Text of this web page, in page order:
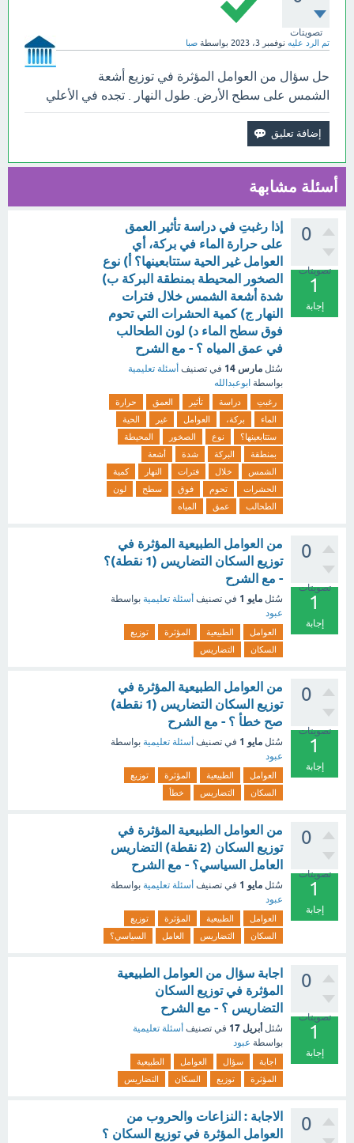
تصويتات
تم الرد عليه نوفمبر 3، 2023 بواسطة صبا
حل سؤال من العوامل المؤثرة في توزيع أشعة
الشمس على سطح الأرض. طول النهار . تجده في الأعلي
أسئلة مشابهة
0
تصويتات
1
إجابة
إذا رغبتِ في دراسة تأثير العمق
على حرارة الماء في بركة، أي
العوامل غير الحية ستتابعينها؟ أ) نوع
الصخور المحيطة بمنطقة البركة ب)
شدة أشعة الشمس خلال فترات
النهار ج) كمية الحشرات التي تحوم
فوق سطح الماء د) لون الطحالب
في عمق المياه ؟ - مع الشرح
سُئل مارس 14 في تصنيف أسئلة تعليمية
بواسطة ابوعبدالله
رغبتِ دراسة تأثير العمق
حرارة
الماء
بركة، العوامل غير
الحية
ستتابعينها؟
نوع الصخور
المحيطة
بمنطقة
البركة شدة
أشعة
الشمس
خلال فترات النهار
كمية
الحشرات
تحوم فوق سطح
لون
الطحالب
عمق المياه
0
تصويتات
1
إجابة
من العوامل الطبيعية المؤثرة في
توزيع السكان التضاريس (1 نقطة)؟
- مع الشرح
سُئل مايو 1 في تصنيف أسئلة تعليمية بواسطة
عبود
العوامل الطبيعية المؤثرة
توزيع
السكان
التضاريس
0
تصويتات
1
إجابة
من العوامل الطبيعية المؤثرة في
توزيع السكان التضاريس (1 نقطة)
صح خطأ ؟ - مع الشرح
سُئل مايو 1 في تصنيف أسئلة تعليمية بواسطة
عبود
العوامل الطبيعية المؤثرة
توزيع
السكان
التضاريس خطأ
0
تصويتات
1
إجابة
من العوامل الطبيعية المؤثرة في
توزيع السكان (2 نقطة) التضاريس
العامل السياسي؟ - مع الشرح
سُئل مايو 1 في تصنيف أسئلة تعليمية بواسطة
عبود
العوامل الطبيعية المؤثرة
توزيع
السكان
التضاريس العامل السياسي؟
0
تصويتات
1
إجابة
اجابة سؤال من العوامل الطبيعية
المؤثرة في توزيع السكان
التضاريس ؟ - مع الشرح
سُئل أبريل 17 في تصنيف أسئلة تعليمية
بواسطة عبود
اجابة سؤال العوامل
الطبيعية
المؤثرة
توزيع السكان التضاريس
0
الاجابة : النزاعات والحروب من
العوامل المؤثرة في توزيع السكان ؟